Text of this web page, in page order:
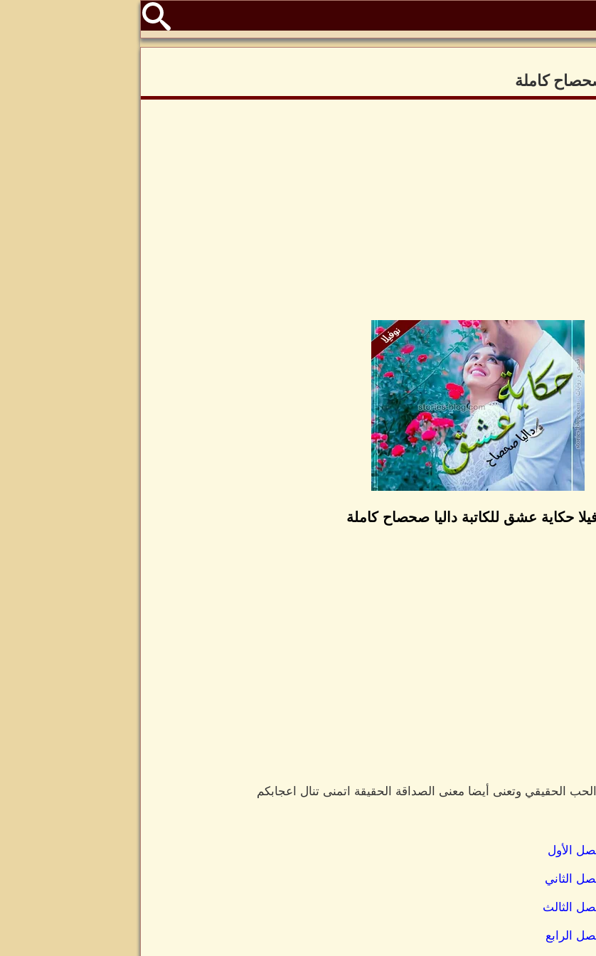
كاملة
حكاية عشق للكاتبة داليا صحصاح كاملة
الحقيقي وتعنى أيضا معنى الصداقة الحقيقة اتمنى تنال اعجابكم
الأول
الثاني
الثالث
الرابع